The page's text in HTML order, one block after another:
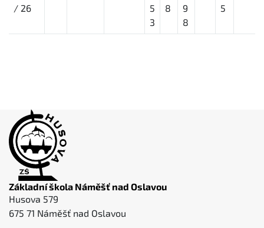
/ 26
5
3
8
9
8
5
Základní škola Náměšť nad Oslavou
Husova 579
675 71 Náměšť nad Oslavou